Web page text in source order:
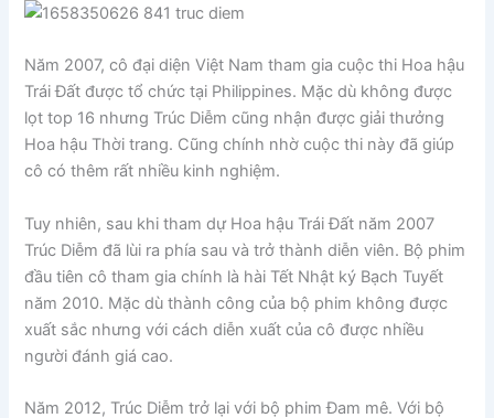
Năm 2007, cô đại diện Việt Nam tham gia cuộc thi Hoa hậu
Trái Đất được tổ chức tại Philippines. Mặc dù không được
lọt top 16 nhưng Trúc Diễm cũng nhận được giải thưởng
Hoa hậu Thời trang. Cũng chính nhờ cuộc thi này đã giúp
cô có thêm rất nhiều kinh nghiệm.
Tuy nhiên, sau khi tham dự Hoa hậu Trái Đất năm 2007
Trúc Diễm đã lùi ra phía sau và trở thành diễn viên. Bộ phim
đầu tiên cô tham gia chính là hài Tết Nhật ký Bạch Tuyết
năm 2010. Mặc dù thành công của bộ phim không được
xuất sắc nhưng với cách diễn xuất của cô được nhiều
người đánh giá cao.
Năm 2012, Trúc Diễm trở lại với bộ phim Đam mê. Với bộ